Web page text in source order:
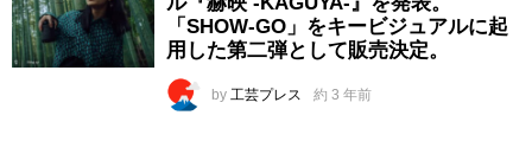
「SHOW-GO」をキービジュアルに起
用した第二弾として販売決定。
by 工芸プレス 約 3 年前